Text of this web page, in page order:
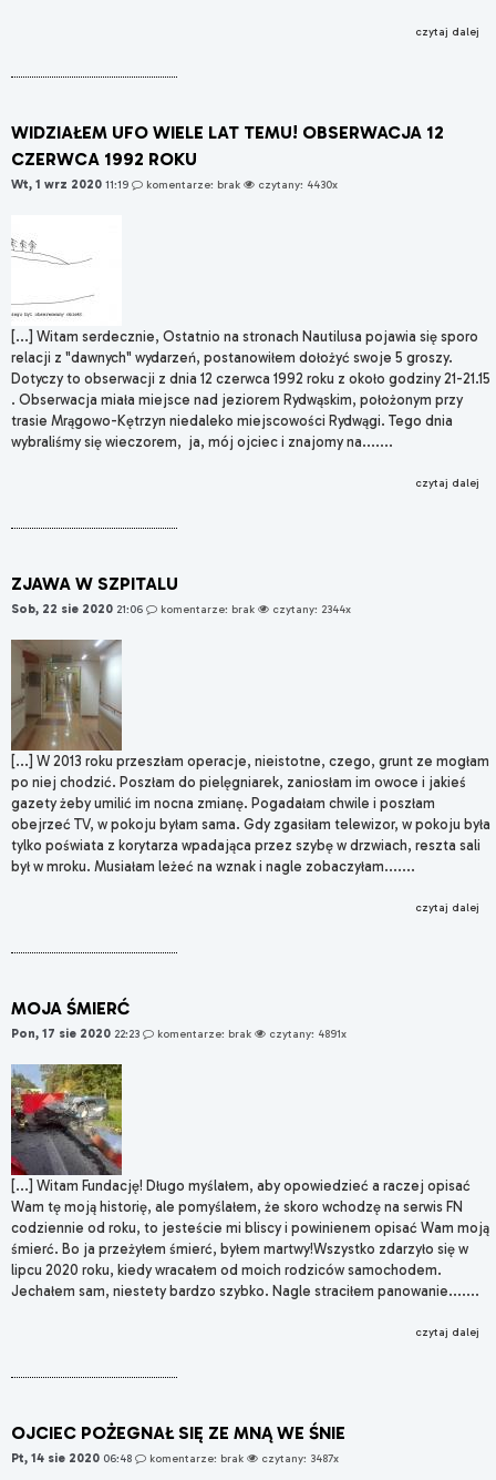
czytaj dalej
WIDZIAŁEM UFO WIELE LAT TEMU! OBSERWACJA 12
CZERWCA 1992 ROKU
Wt, 1 wrz 2020 11:19 komentarze: brak czytany: 4430x
[...] Witam serdecznie, Ostatnio na stronach Nautilusa pojawia się sporo
relacji z "dawnych" wydarzeń, postanowiłem dołożyć swoje 5 groszy.
Dotyczy to obserwacji z dnia 12 czerwca 1992 roku z około godziny 21-21.15
. Obserwacja miała miejsce nad jeziorem Rydwąskim, położonym przy
trasie Mrągowo-Kętrzyn niedaleko miejscowości Rydwągi. Tego dnia
wybraliśmy się wieczorem, ja, mój ojciec i znajomy na.......
czytaj dalej
ZJAWA W SZPITALU
Sob, 22 sie 2020 21:06 komentarze: brak czytany: 2344x
[...] W 2013 roku przeszłam operacje, nieistotne, czego, grunt ze mogłam
po niej chodzić. Poszłam do pielęgniarek, zaniosłam im owoce i jakieś
gazety żeby umilić im nocna zmianę. Pogadałam chwile i poszłam
obejrzeć TV, w pokoju byłam sama. Gdy zgasiłam telewizor, w pokoju była
tylko poświata z korytarza wpadająca przez szybę w drzwiach, reszta sali
był w mroku. Musiałam leżeć na wznak i nagle zobaczyłam.......
czytaj dalej
MOJA ŚMIERĆ
Pon, 17 sie 2020 22:23 komentarze: brak czytany: 4891x
[...] Witam Fundację! Długo myślałem, aby opowiedzieć a raczej opisać
Wam tę moją historię, ale pomyślałem, że skoro wchodzę na serwis FN
codziennie od roku, to jesteście mi bliscy i powinienem opisać Wam moją
śmierć. Bo ja przeżyłem śmierć, byłem martwy!Wszystko zdarzyło się w
lipcu 2020 roku, kiedy wracałem od moich rodziców samochodem.
Jechałem sam, niestety bardzo szybko. Nagle straciłem panowanie.......
czytaj dalej
OJCIEC POŻEGNAŁ SIĘ ZE MNĄ WE ŚNIE
Pt, 14 sie 2020 06:48 komentarze: brak czytany: 3487x